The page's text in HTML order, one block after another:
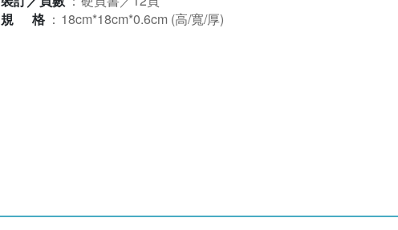
規格 ： 18cm*18cm*0.6cm (高/寬/厚)